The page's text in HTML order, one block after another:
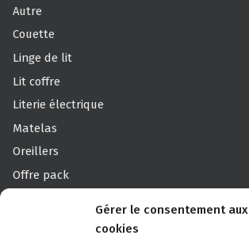
Gérer le consentement aux
cookies
Autre
Couette
Linge de lit
Lit coffre
Literie électrique
Matelas
Oreillers
Offre pack
Sommier Professionnels